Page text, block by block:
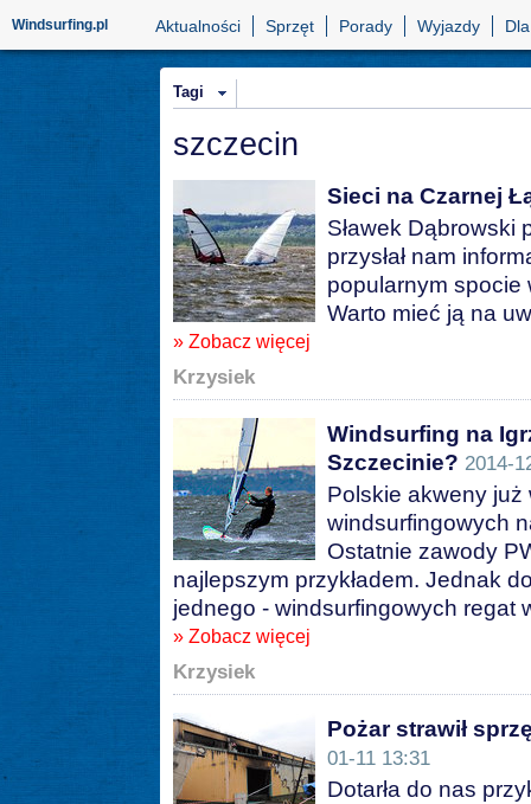
Windsurfing.pl Aktualności Sprzęt Porady Wyjazdy
Tagi
szczecin
Sieci na Czarnej
Sławek Dąbrowski
przysłał nam
popularnym spocie
Warto mieć ją na
» Zobacz więcej
Krzysiek
Windsurfing na
Szczecinie? 2014-
Polskie akweny już
windsurfingowych
Ostatnie zawody
najlepszym przykładem. Jednak
jednego - windsurfingowych regat
» Zobacz więcej
Krzysiek
Pożar strawił
01-11 13:31
Dotarła do nas